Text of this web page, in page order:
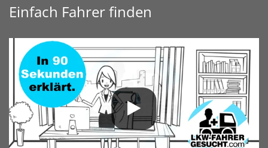
Einfach Fahrer finden